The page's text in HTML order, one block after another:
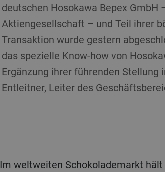
deutschen Hosokawa Bepex GmbH
Aktiengesellschaft – und Teil ihrer
Transaktion wurde gestern
das spezielle Know-how von
Ergänzung ihrer führenden Stellung
Entleitner, Leiter des
Im weltweiten Schokolademarkt hält Bühler schon heute eine führende Position bei der